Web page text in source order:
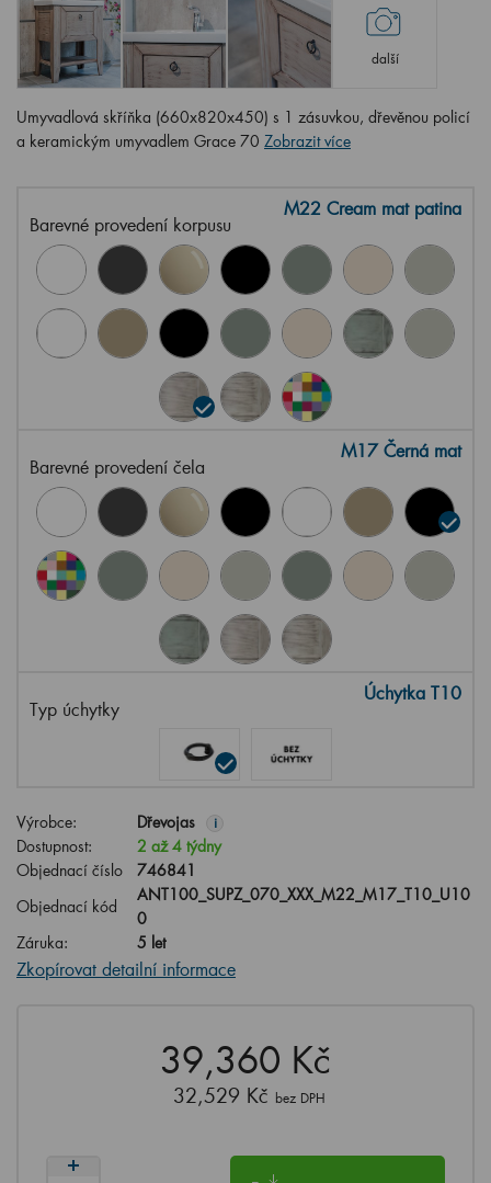
další
Umyvadlová skříňka (660x820x450) s 1 zásuvkou, dřevěnou policí
a keramickým umyvadlem Grace 70 Zobrazit více
Barevné provedení korpusu
M22 Cream mat patina
Barevné provedení čela
M17 Černá mat
Typ úchytky
Úchytka T10
Výrobce: Dřevojas i
Dostupnost:
2 až 4 týdny
Objednací číslo
746841
Objednací kód
ANT100_SUPZ_070_XXX_M22_M17_T10_U10
0
Záruka:
5 let
Zkopírovat detailní informace
39,360 Kč
32,529 Kč bez DPH